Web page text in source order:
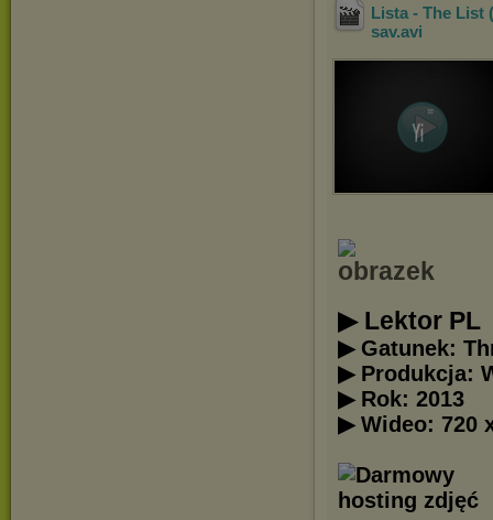
Lista - The List
sav.avi
▶ Lektor PL
▶ Gatunek:
▶ Produkcja:
▶ Rok: 2013
▶ Wideo: 720